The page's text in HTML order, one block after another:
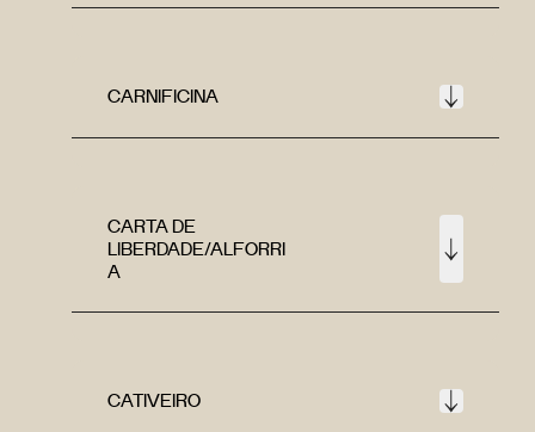
CARNIFICINA
CARTA DE
LIBERDADE/ALFORRI
A
CATIVEIRO